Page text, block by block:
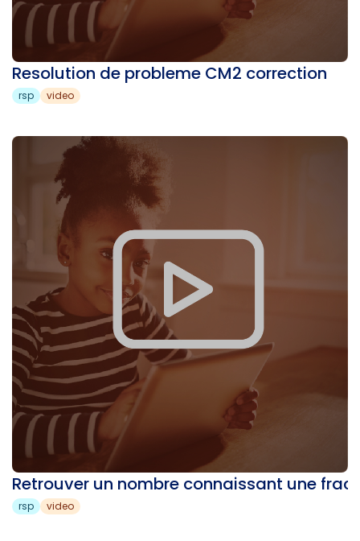
Resolution de probleme CM2 correction
rsp video
Retrouver un nombre connaissant une
rsp video